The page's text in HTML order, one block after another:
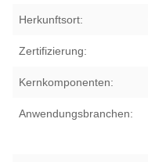
Herkunftsort:
Zertifizierung:
Kernkomponenten:
Anwendungsbranchen: